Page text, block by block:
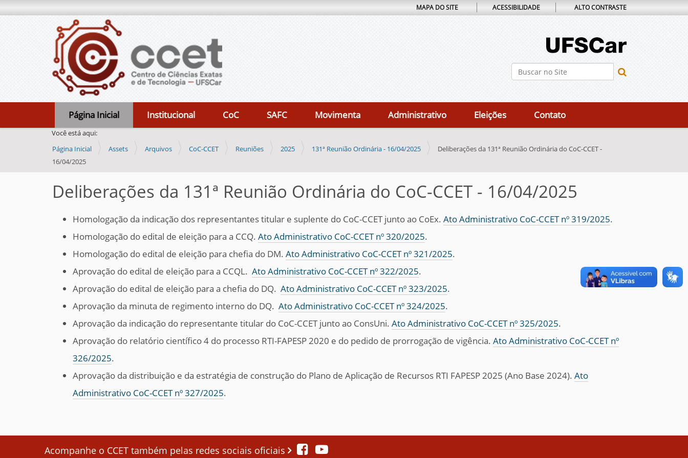
Busca
MAPA DO SITE ACESSIBILIDADE ALTO CONTRASTE
Página Inicial Institucional CoC SAFC Movimenta Administrativo Eleições Contato
Você está aqui:
Página Inicial
Assets Arquivos CoC-CCET Reuniões 2025 131ª Reunião Ordinária - 16/04/2025
Deliberações da 131ª Reunião Ordinária do CoC-CCET -
16/04/2025
Deliberações da 131ª Reunião Ordinária do CoC-CCET - 16/04/2025
Homologação da indicação dos representantes titular e suplente do CoC-CCET junto ao CoEx. Ato Administrativo CoC-CCET nº 319/2025.
Homologação do edital de eleição para a CCQ. Ato Administrativo CoC-CCET nº 320/2025.
Homologação do edital de eleição para chefia do DM. Ato Administrativo CoC-CCET nº 321/2025.
Aprovação do edital de eleição para a CCQL. Ato Administrativo CoC-CCET nº 322/2025.
Aprovação do edital de eleição para a chefia do DQ. Ato Administrativo CoC-CCET nº 323/2025.
Aprovação da minuta de regimento interno do DQ. Ato Administrativo CoC-CCET nº 324/2025.
Aprovação da indicação do representante titular do CoC-CCET junto ao ConsUni. Ato Administrativo CoC-CCET nº 325/2025.
Aprovação do relatório científico 4 do processo RTI-FAPESP 2020 e do pedido de prorrogação de vigência. Ato Administrativo CoC-CCET nº
326/2025.
Aprovação da distribuição e da estratégia de construção do Plano de Aplicação de Recursos RTI FAPESP 2025 (Ano Base 2024). Ato
Administrativo CoC-CCET nº 327/2025.
Acompanhe o CCET também pelas redes sociais oficiais